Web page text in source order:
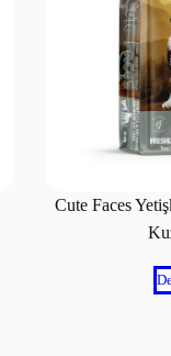
Cute Faces